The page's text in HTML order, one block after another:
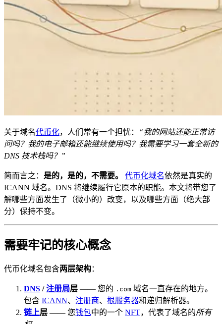
关于域名代币化，人们常有一个担忧：
“我的网站还能正常访
问吗？我的电子邮箱还能继续使用吗？我需要学习一套全新的
DNS 技术栈吗？”
简而言之： 是的，是的，不需要。 代币化域名依然是真实的
ICANN 域名。DNS 将继续履行它原本的职能。本文将带您了
解哪些方面发生了（微小的）改变，以及哪些方面（绝大部
分）保持不变。
需要牢记的核心概念
代币化域名包含两层架构：
DNS /注册局层 —— 您的 .com 域名一直存在的地方。
包含 ICANN、 注册商、 根服务器和递归解析器。
链上层 —— 您钱包中的一个 NFT，代表了域名的所有